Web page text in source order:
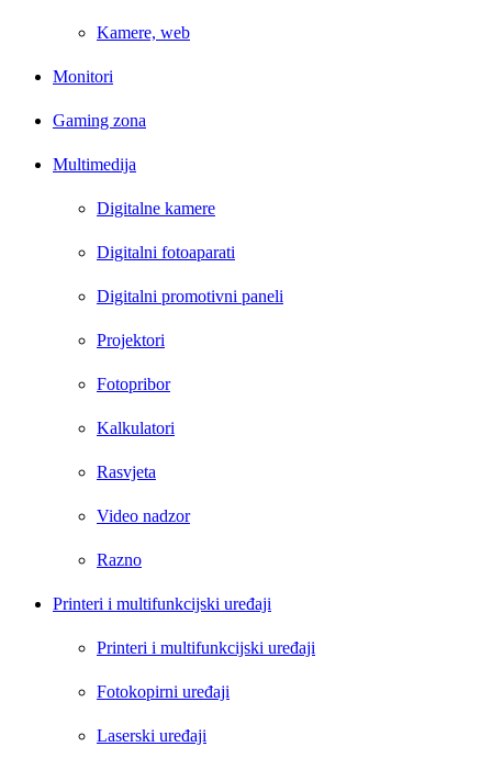
Kamere, web
Monitori
Gaming zona
Multimedija
Digitalne kamere
Digitalni fotoaparati
Digitalni promotivni paneli
Projektori
Fotopribor
Kalkulatori
Rasvjeta
Video nadzor
Razno
Printeri i multifunkcijski uređaji
Printeri i multifunkcijski uređaji
Fotokopirni uređaji
Laserski uređaji